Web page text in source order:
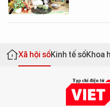
Xã hội sốKinh tế sốKhoa